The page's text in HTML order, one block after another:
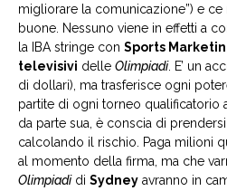
migliorare la comunicazione”) e
buone. Nessuno viene in effetti a
la IBA stringe con Sports
televisivi delle Olimpiadi. E’ un
di dollari), ma trasferisce ogni
partite di ogni torneo qualificatorio
da parte sua, è conscia di
calcolando il rischio. Paga milioni
al momento della firma, ma che
Olimpiadidi Sydney avranno in